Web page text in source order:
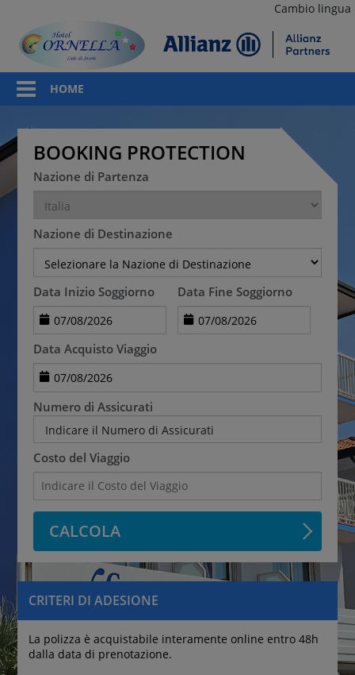
Cambio lingua
HOME
BOOKING PROTECTION
Nazione di Partenza
Nazione di Destinazione
Data Inizio Soggiorno Data Fine Soggiorno
Data Acquisto Viaggio
Numero di Assicurati
Indicare il Numero di Assicurati
Costo del Viaggio
CALCOLA
CRITERI DI ADESIONE
La polizza è acquistabile interamente online entro 48h
dalla data di prenotazione.